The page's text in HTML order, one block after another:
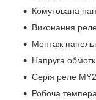
Комутована
Виконання
Монтаж
Напруга
Серія реле MY2
Робоча